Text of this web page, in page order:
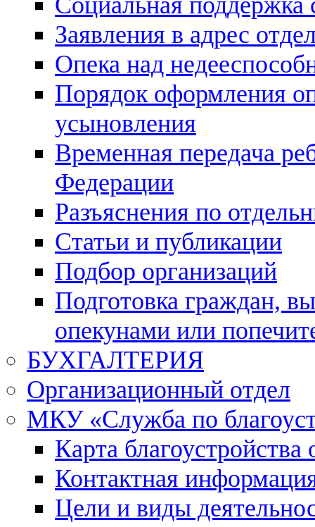
Заявления в адрес
Опека над
Порядок оформления
усыновления
Временная передача
Федерации
Разъяснения по
Статьи и публикации
Подбор организаций
Подготовка граждан,
опекунами или
БУХГАЛТЕРИЯ
Организационный отдел
МКУ «Служба по
Карта благоустройства
Контактная
Цели и виды